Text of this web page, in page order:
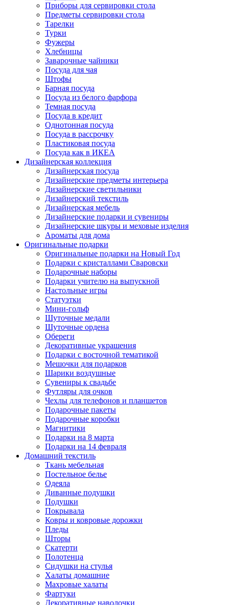
Приборы для сервировки стола
Предметы сервировки стола
Тарелки
Турки
Фужеры
Хлебницы
Заварочные чайники
Посуда для чая
Штофы
Барная посуда
Посуда из белого фарфора
Темная посуда
Посуда в кредит
Однотонная посуда
Посуда в рассрочку
Пластиковая посуда
Посуда как в ИКЕА
Дизайнерская коллекция
Дизайнерская посуда
Дизайнерские предметы интерьера
Дизайнерские светильники
Дизайнерский текстиль
Дизайнерская мебель
Дизайнерские подарки и сувениры
Дизайнерские шкуры и меховые изделия
Ароматы для дома
Оригинальные подарки
Оригинальные подарки на Новый Год
Подарки с кристаллами Сваровски
Подарочные наборы
Подарки учителю на выпускной
Настольные игры
Статуэтки
Мини-гольф
Шуточные медали
Шуточные ордена
Обереги
Декоративные украшения
Подарки с восточной тематикой
Мешочки для подарков
Шарики воздушные
Сувениры к свадьбе
Футляры для очков
Чехлы для телефонов и планшетов
Подарочные пакеты
Подарочные коробки
Магнитики
Подарки на 8 марта
Подарки на 14 февраля
Домашний текстиль
Ткань мебельная
Постельное белье
Одеяла
Диванные подушки
Подушки
Покрывала
Ковры и ковровые дорожки
Пледы
Шторы
Скатерти
Полотенца
Сидушки на стулья
Халаты домашние
Махровые халаты
Фартуки
Декоративные наволочки